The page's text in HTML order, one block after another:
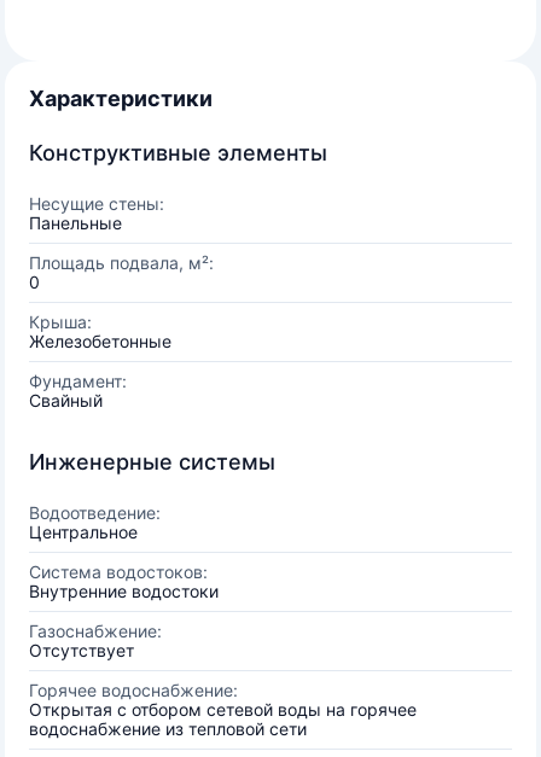
Характеристики
Конструктивные элементы
Несущие стены:
Панельные
Площадь подвала, м²:
0
Крыша:
Железобетонные
Фундамент:
Свайный
Инженерные системы
Водоотведение:
Центральное
Система водостоков:
Внутренние водостоки
Газоснабжение:
Отсутствует
Горячее водоснабжение:
Открытая с отбором сетевой воды на горячее
водоснабжение из тепловой сети